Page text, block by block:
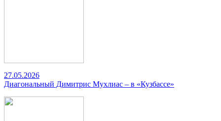
27.05.2026
Диагональный Димитрис Мухлиас – в «Кузбассе»